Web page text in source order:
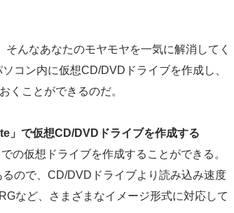
んなあなたのモヤモヤを一気に解消してく
コン内に仮想CD/DVDドライブを作成し、
くことができるのだ。
で仮想CD/DVDドライブを作成する
の仮想ドライブを作成することができる。
ので、CD/DVDドライブより読み込み速度
など、さまざまなイメージ形式に対応して